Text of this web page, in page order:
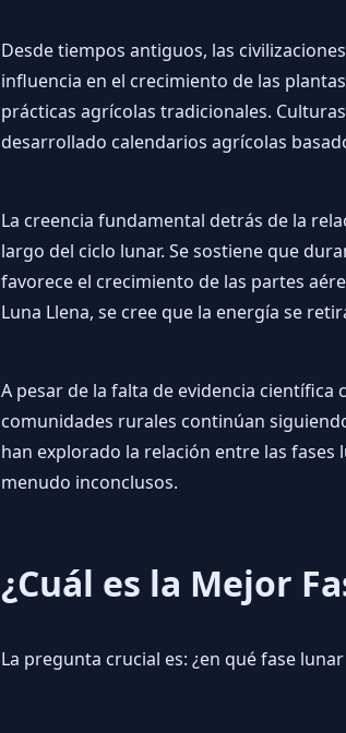
Desde tiempos antiguos, las
influencia en el crecimiento de las
prácticas agrícolas tradicionales.
desarrollado calendarios agrícolas
La creencia fundamental detrás de la
largo del ciclo lunar. Se sostiene que
favorece el crecimiento de las partes
Luna Llena, se cree que la energía se
A pesar de la falta de evidencia
comunidades rurales continúan
han explorado la relación entre las
menudo inconclusos.
¿Cuál es la Mejor
La pregunta crucial es: ¿en qué fase